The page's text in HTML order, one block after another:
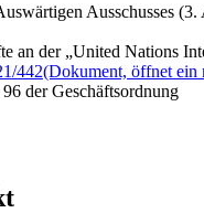
Ausschusses (3.
an der „United Nations
442(Dokument, öffnet ein
der Geschäftsordnung